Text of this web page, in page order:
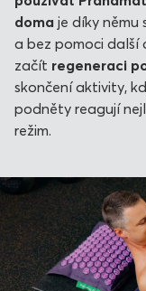
doma je díky němu
a bez pomoci další
začít regeneraci
skončení aktivity,
podněty reagují
režim.